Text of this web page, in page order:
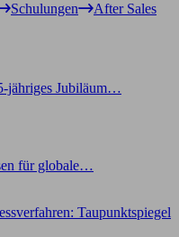
Schulungen
After Sales
jähriges Jubiläum…
für globale…
Taupunktspiegel